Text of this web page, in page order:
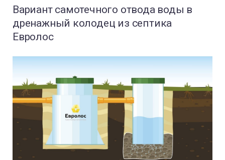
Вариант самотечного отвода воды в
дренажный колодец из септика
Евролос